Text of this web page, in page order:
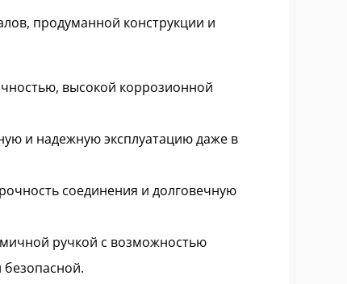
продуманной конструкции и
высокой коррозионной
и надежную эксплуатацию даже в
соединения и долговечную
ручкой с возможностью